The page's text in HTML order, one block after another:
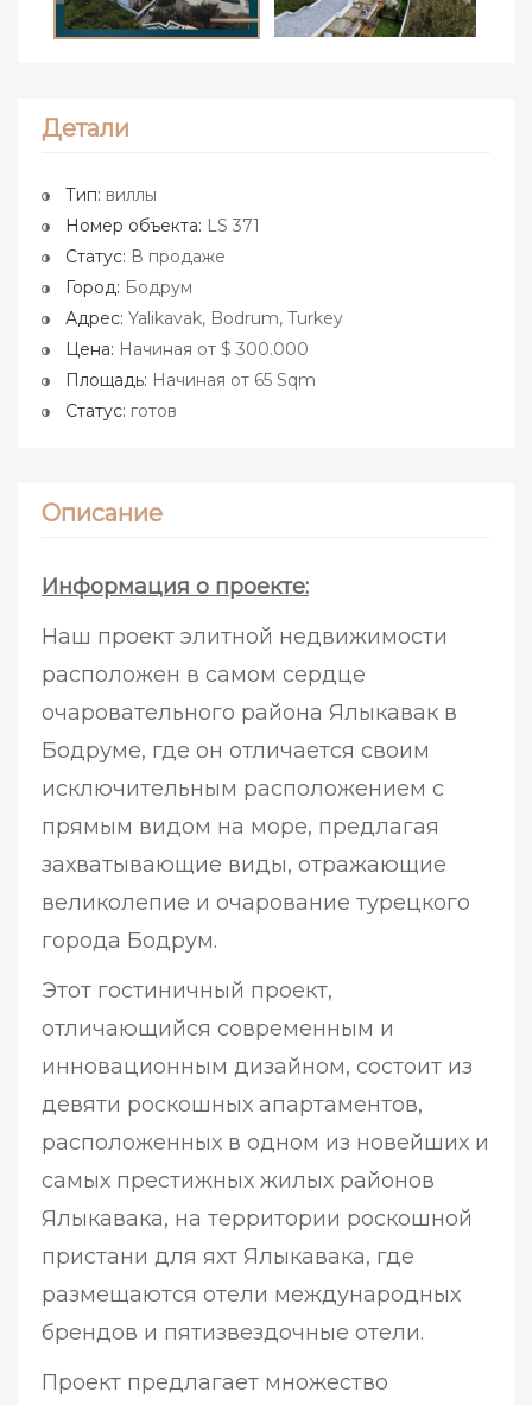
Детали
Тип: виллы
Номер объекта: LS 371
Статус: В продаже
Город: Бодрум
Адрес: Yalikavak, Bodrum, Turkey
Цена: Начиная от $ 300.000
Площадь: Начиная от 65 Sqm
Статус: готов
Описание
Информация о проекте:
Наш проект элитной недвижимости
расположен в самом сердце
очаровательного района Ялыкавак в
Бодруме, где он отличается своим
исключительным расположением с
прямым видом на море, предлагая
захватывающие виды, отражающие
великолепие и очарование турецкого
города Бодрум.
Этот гостиничный проект,
отличающийся современным и
инновационным дизайном, состоит из
девяти роскошных апартаментов,
расположенных в одном из новейших и
самых престижных жилых районов
Ялыкавака, на территории роскошной
пристани для яхт Ялыкавака, где
размещаются отели международных
брендов и пятизвездочные отели.
Проект предлагает множество